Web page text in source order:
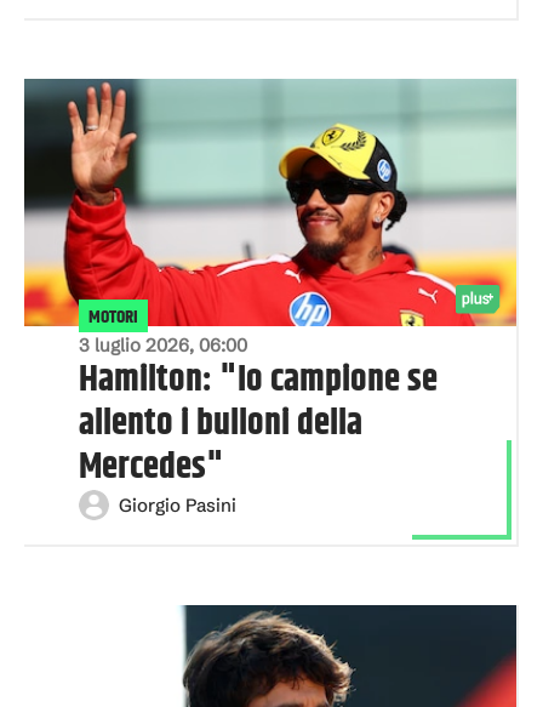
3 luglio 2026, 06:00
MOTORI
Hamilton: "Io campione se
allento i bulloni della
Mercedes"
Giorgio Pasini